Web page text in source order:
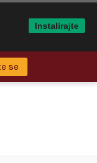
se
Instalirajte